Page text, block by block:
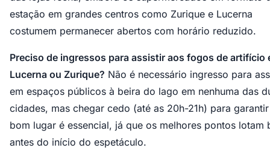
estação em grandes centros como Zurique e Lucerna
costumem permanecer abertos com horário reduzido.
Preciso de ingressos para assistir aos fogos de artifício
Lucerna ou Zurique? Não é necessário ingresso para
em espaços públicos à beira do lago em nenhuma das
cidades, mas chegar cedo (até as 20h-21h) para
bom lugar é essencial, já que os melhores pontos lotam
antes do início do espetáculo.